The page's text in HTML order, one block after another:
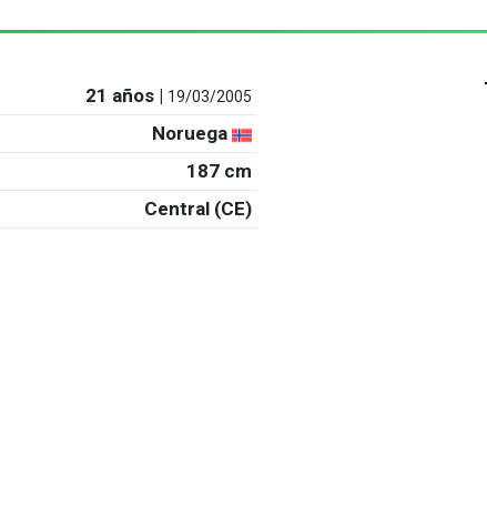
21 años | 19/03/2005
Noruega
187 cm
Central (CE)